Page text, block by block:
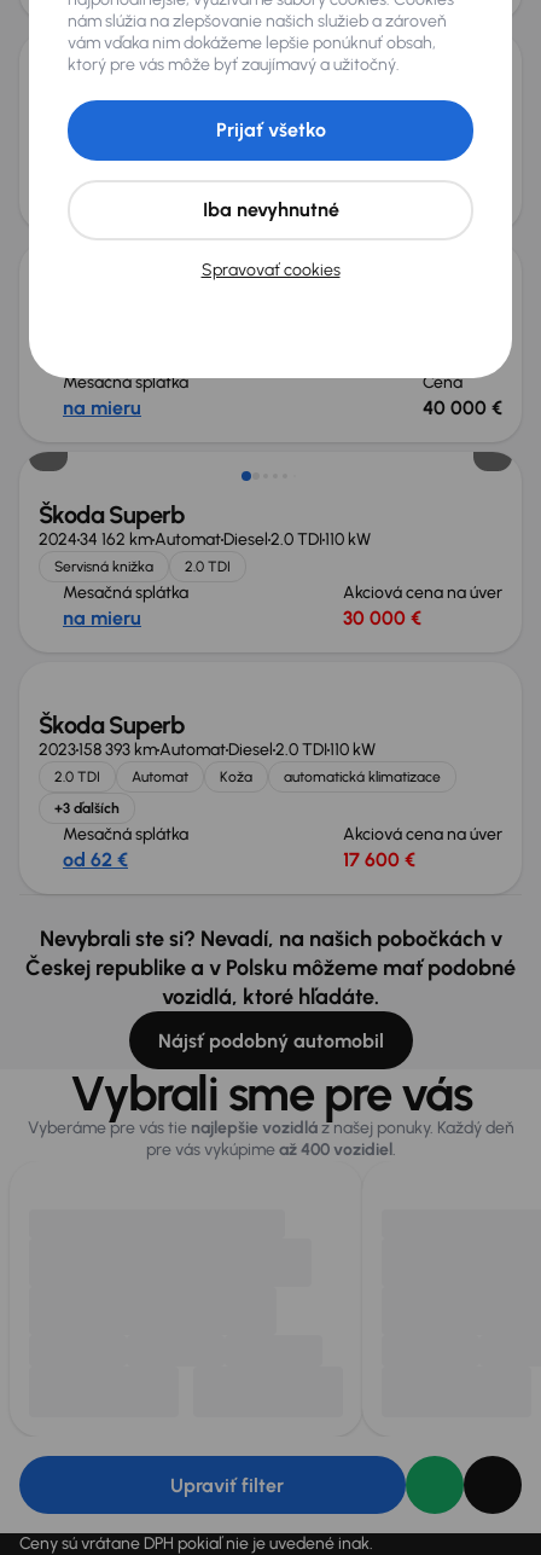
Škoda Superb
2024 Automat Diesel 2.0 TDI
Servisná knižka
na mieru
Mesačná splátka
na mieru
Cena
40 000 €
Škoda Superb
202434 162 kmAutomatDiesel2.0 TDI110 kW
Servisná knižka 2.0 TDI
Mesačná splátka
na mieru
Akciová cena na úver
30 000 €
Nové v ponuke
Škoda Superb
2023158 393 kmAutomatDiesel2.0 TDI110 kW
2.0 TDI Automat Koža
automatická klimatizace
+3 ďalších
Mesačná splátka
od 62 €
Akciová cena na úver
17 600 €
Nevybrali ste si? Nevadí, na našich pobočkách v
Českej republike a v Polsku môžeme mať podobné
vozidlá, ktoré hľadáte.
Nájsť podobný automobil
Vybrali sme pre vás
Vyberáme pre vás tie najlepšie vozidláz našej ponuky. Každý deň
pre vás vykúpimeaž 400 vozidiel.
Upraviť filter
Ceny sú vrátane DPH pokiaľ nie je uvedené inak.
nám slúžia na zlepšovanie našich služieb a zároveň
vám vďaka nim dokážeme lepšie ponúknuť obsah,
ktorý pre vás môže byť zaujímavý a užitočný.
Spravovať cookies
Iba nevyhnutné
Prijať všetko